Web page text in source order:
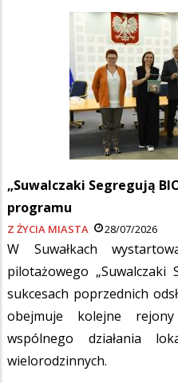
„Suwalczaki Segregują
programu
Z ŻYCIA MIASTA 28/07/2026
W Suwałkach
pilotażowego „Suwalczaki
sukcesach poprzednich
obejmuje kolejne
wspólnego działania
wielorodzinnych.